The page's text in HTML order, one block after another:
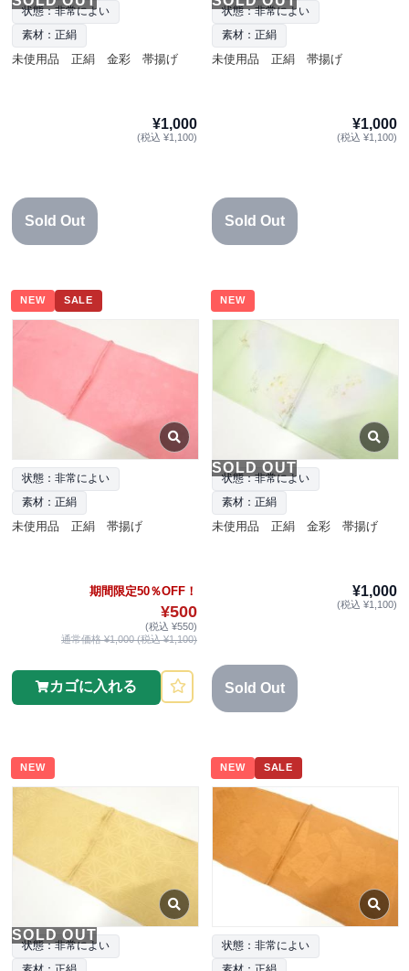
状態：非常によい
素材：正絹
未使用品 正絹 金彩 帯揚げ
¥1,000
(税込 ¥1,100)
Sold Out
状態：非常によい
素材：正絹
未使用品 正絹 帯揚げ
¥1,000
(税込 ¥1,100)
Sold Out
NEW SALE
状態：非常によい
素材：正絹
未使用品 正絹 帯揚げ
期間限定50％OFF！
¥500
(税込 ¥550)
通常価格 ¥1,000 (税込 ¥1,100)
カゴに入れる
NEW
SOLD OUT
状態：非常によい
素材：正絹
未使用品 正絹 金彩 帯揚げ
¥1,000
(税込 ¥1,100)
Sold Out
NEW
SOLD OUT
状態：非常によい
NEW SALE
状態：非常によい